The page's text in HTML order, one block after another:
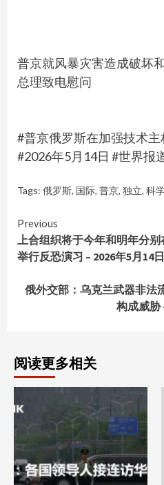
普京就风暴灾害造成破坏
总理致电慰问
#普京俄罗斯在加强技术
#2026年5月14日 #世界报
Tags: 俄罗斯, 国际, 普京, 独立, 科
Continue
Reading
Previous
上合组织将于今年和明年分
举行反恐演习 – 2026年5月14
俄外交部：乌克兰武器非法
构成威胁
阅读更多相关